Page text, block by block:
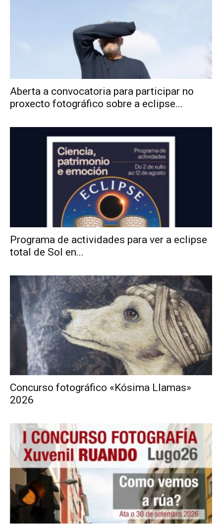
Aberta a convocatoria para participar no
proxecto fotográfico sobre a eclipse...
Programa de actividades para ver a eclipse
total de Sol en...
Concurso fotográfico «Kósima Llamas»
2026